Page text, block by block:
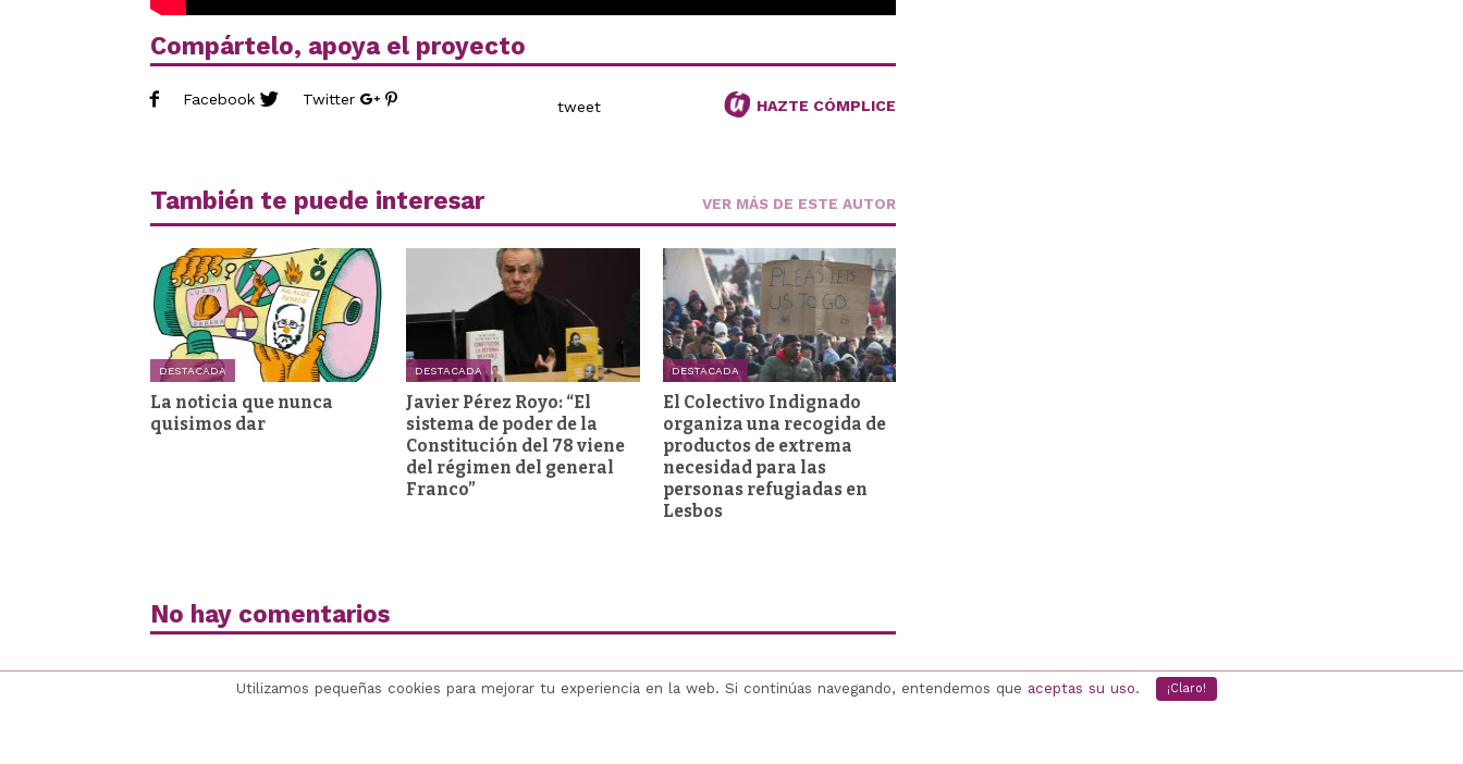
Compártelo, apoya el proyecto
Facebook Twitter tweet HAZTE CÓMPLICE
También te puede interesar VER MÁS DE ESTE AUTOR
DESTACADA
La noticia que nunca
quisimos dar
DESTACADA
Javier Pérez Royo: “El
sistema de poder de la
Constitución del 78 viene
del régimen del general
Franco”
DESTACADA
El Colectivo Indignado
organiza una recogida de
productos de extrema
necesidad para las
personas refugiadas en
Lesbos
No hay comentarios
Utilizamos pequeñas cookies para mejorar tu experiencia en la web. Si continúas navegando, entendemos que aceptas su uso. ¡Claro!